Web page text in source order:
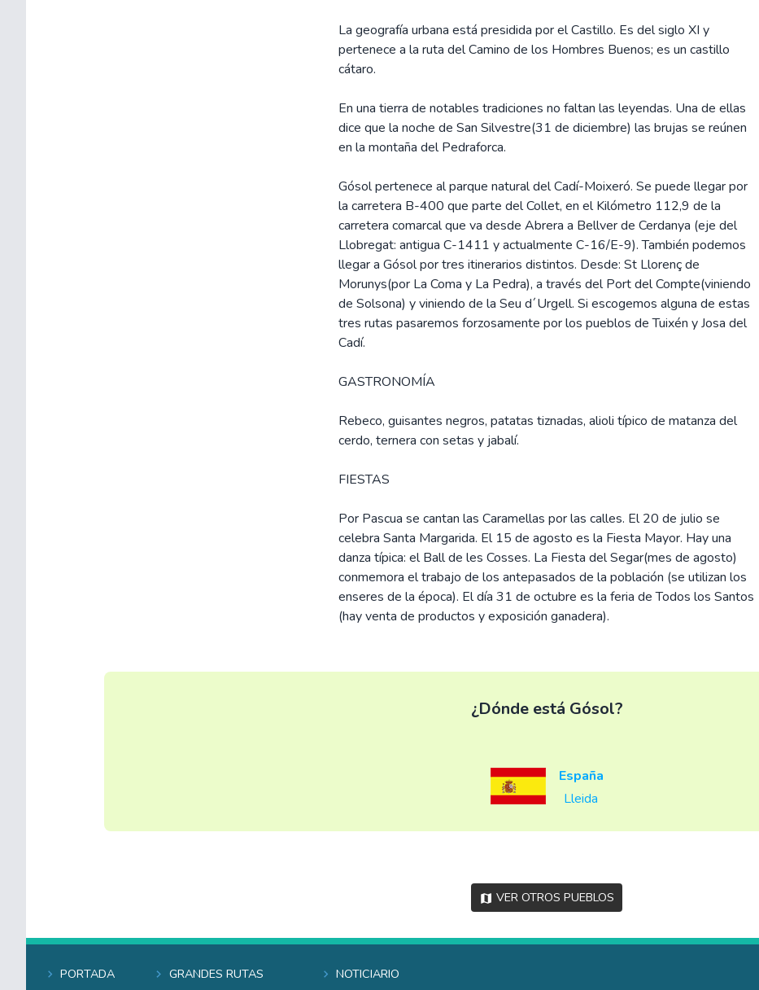
La geografía urbana está presidida por el Castillo. Es del siglo XI y
pertenece a la ruta del Camino de los Hombres Buenos; es un castillo
cátaro.
En una tierra de notables tradiciones no faltan las leyendas. Una de ellas
dice que la noche de San Silvestre(31 de diciembre) las brujas se reúnen
en la montaña del Pedraforca.
Gósol pertenece al parque natural del Cadí-Moixeró. Se puede llegar por
la carretera B-400 que parte del Collet, en el Kilómetro 112,9 de la
carretera comarcal que va desde Abrera a Bellver de Cerdanya (eje del
Llobregat: antigua C-1411 y actualmente C-16/E-9). También podemos
llegar a Gósol por tres itinerarios distintos. Desde: St Llorenç de
Morunys(por La Coma y La Pedra), a través del Port del Compte(viniendo
de Solsona) y viniendo de la Seu d´Urgell. Si escogemos alguna de estas
tres rutas pasaremos forzosamente por los pueblos de Tuixén y Josa del
Cadí.
GASTRONOMÍA
Rebeco, guisantes negros, patatas tiznadas, alioli típico de matanza del
cerdo, ternera con setas y jabalí.
FIESTAS
Por Pascua se cantan las Caramellas por las calles. El 20 de julio se
celebra Santa Margarida. El 15 de agosto es la Fiesta Mayor. Hay una
danza típica: el Ball de les Cosses. La Fiesta del Segar(mes de agosto)
conmemora el trabajo de los antepasados de la población (se utilizan los
enseres de la época). El día 31 de octubre es la feria de Todos los Santos
(hay venta de productos y exposición ganadera).
¿Dónde está Gósol?
España
Lleida
Ver otros pueblos
Portada Grandes rutas Noticiario